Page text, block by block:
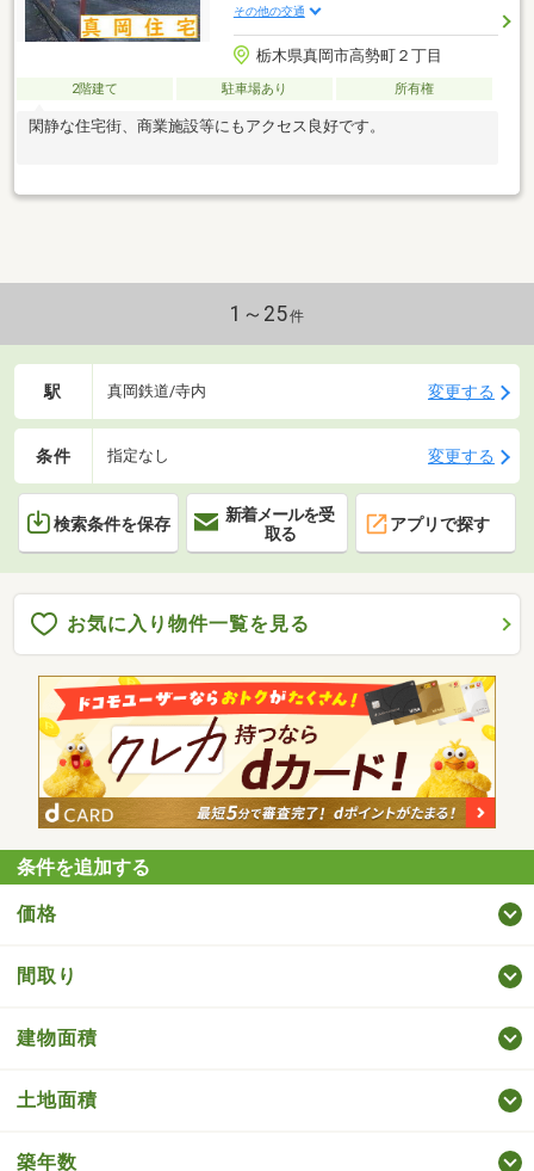
その他の交通
栃木県真岡市高勢町２丁目
2階建て 駐車場あり 所有権
閑静な住宅街、商業施設等にもアクセス良好です。
1～25件
駅 真岡鉄道/寺内 変更する
条件 指定なし 変更する
検索条件を保存
新着メールを受
取る
アプリで探す
お気に入り物件一覧を見る
条件を追加する
価格
間取り
建物面積
土地面積
築年数